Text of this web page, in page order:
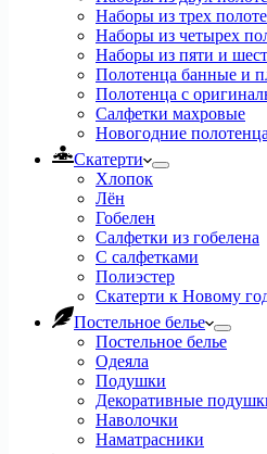
Наборы из трех
Наборы из четырех
Наборы из пяти и
Полотенца банные и
Полотенца с
Салфетки махровые
Новогодние полотенца
Скатерти
Хлопок
Лён
Гобелен
Салфетки из гобелена
С салфетками
Полиэстер
Скатерти к Новому
Постельное белье
Постельное белье
Одеяла
Подушки
Декоративные
Наволочки
Наматрасники